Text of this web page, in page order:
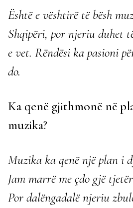
Është e vështirë të bësh
Shqipëri, por njeriu duhet
e vet. Rëndësi ka pasioni
do.
Ka qenë gjithmonë në
muzika?
Muzika ka qenë një plan i
Jam marrë me çdo gjë
Por dalëngadalë njeriu